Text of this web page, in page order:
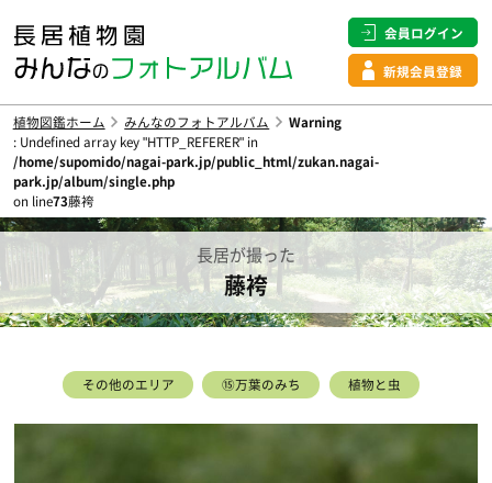
会員ログイン
新規会員登録
植物図鑑ホーム みんなのフォトアルバム
Warning
: Undefined array key "HTTP_REFERER" in
/home/supomido/nagai-park.jp/public_html/zukan.nagai-
park.jp/album/single.php
on line73藤袴
長居が撮った
藤袴
その他のエリア ⑮万葉のみち 植物と虫